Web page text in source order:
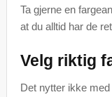
Ta gjerne en
at du alltid har de
Velg riktig
Det nytter ikke